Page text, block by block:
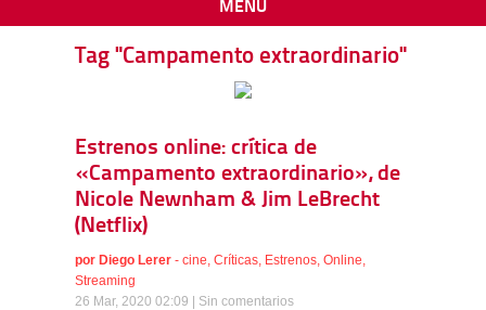
MENU
Tag "Campamento extraordinario"
Estrenos online: crítica de
«Campamento extraordinario», de
Nicole Newnham & Jim LeBrecht
(Netflix)
por Diego Lerer - cine, Críticas, Estrenos, Online,
Streaming
26 Mar, 2020 02:09 | Sin comentarios